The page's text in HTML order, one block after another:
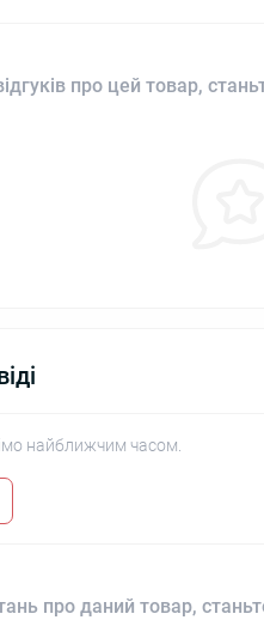
про цей товар,
найближчим часом.
про даний товар,